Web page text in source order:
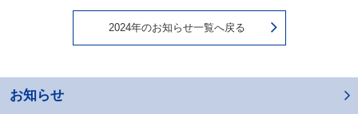
2024年のお知らせ一覧へ戻る
お知らせ